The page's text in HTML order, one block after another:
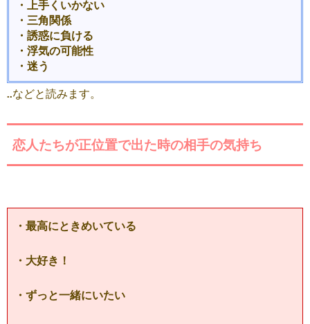
・上手くいかない
・三角関係
・誘惑に負ける
・浮気の可能性
・迷う
..などと読みます。
恋人たちが正位置で出た時の相手の気持ち
・最高にときめいている
・大好き！
・ずっと一緒にいたい